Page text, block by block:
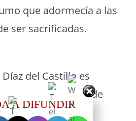
que adormecía a las
ser sacrificadas.
del Castillo es
la conquista de
México), pues
A DIFUNDIR